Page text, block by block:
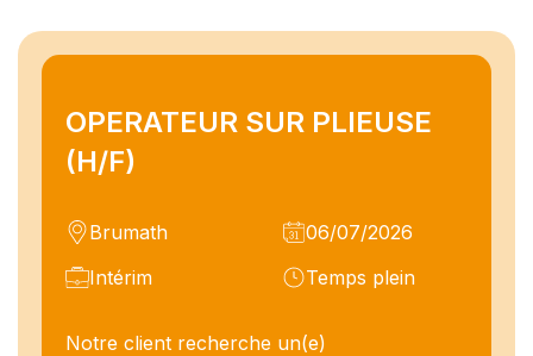
OPERATEUR SUR PLIEUSE
(H/F)
Brumath
06/07/2026
Intérim
Temps plein
Notre client recherche un(e)